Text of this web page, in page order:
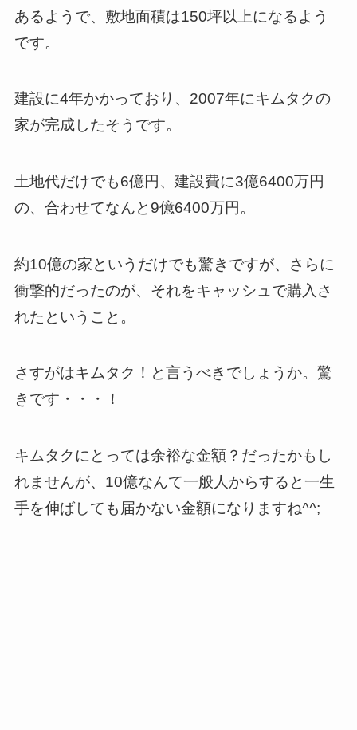
あるようで、敷地面積は150坪以上になるよう
です。
建設に4年かかっており、2007年にキムタクの
家が完成したそうです。
土地代だけでも6億円、建設費に3億6400万円
の、合わせてなんと9億6400万円。
約10億の家というだけでも驚きですが、さらに
衝撃的だったのが、それをキャッシュで購入さ
れたということ。
さすがはキムタク！と言うべきでしょうか。驚
きです・・・！
キムタクにとっては余裕な金額？だったかもし
れませんが、10億なんて一般人からすると一生
手を伸ばしても届かない金額になりますね^^;